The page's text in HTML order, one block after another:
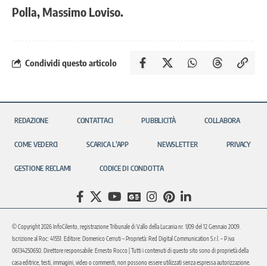
Polla, Massimo Loviso.
Condividi questo articolo
REDAZIONE CONTATTACI PUBBLICITÀ COLLABORA
COME VEDERCI SCARICA L’APP NEWSLETTER PRIVACY
GESTIONE RECLAMI CODICE DI CONDOTTA
© Copyright 2026 InfoCilento, registrazione Tribunale di Vallo della Lucania nr. 1/09 del 12 Gennaio 2009.
Iscrizione al Roc: 41551. Editore: Domenico Cerruti – Proprietà: Red Digital Communication S.r.l. – P.iva
06134250650. Direttore responsabile: Ernesto Rocco | Tutti i contenuti di questo sito sono di proprietà della
casa editrice, testi, immagini, video o commenti, non possono essere utilizzati senza espressa autorizzazione.